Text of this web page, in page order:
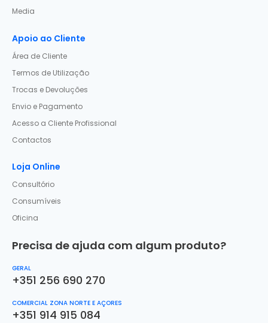
Media
Apoio ao Cliente
Área de Cliente
Termos de Utilização
Trocas e Devoluções
Envio e Pagamento
Acesso a Cliente Profissional
Contactos
Loja Online
Consultório
Consumíveis
Oficina
Precisa de ajuda com algum produto?
GERAL
+351 256 690 270
COMERCIAL ZONA NORTE E AÇORES
+351 914 915 084